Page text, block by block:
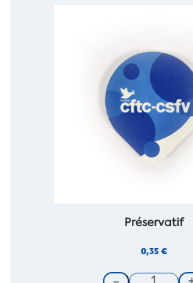
Préservatif
0,35€